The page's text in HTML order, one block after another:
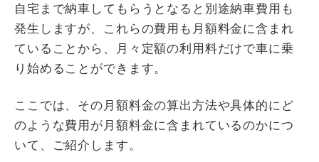
自宅まで納車してもらうとなると別途納車費用も
発生しますが、これらの費用も月額料金に含まれ
ていることから、月々定額の利用料だけで車に乗
り始めることができます。
ここでは、その月額料金の算出方法や具体的にど
のような費用が月額料金に含まれているのかにつ
いて、ご紹介します。